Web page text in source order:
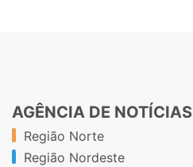
AGÊNCIA DE NOTÍCIAS
Região Norte
Região Nordeste